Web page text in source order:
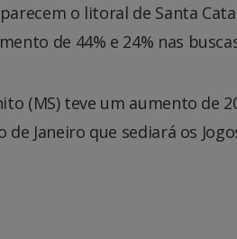
o litoral de Santa
de 44% e 24% nas
(MS) teve um aumento de
de Janeiro que sediará os